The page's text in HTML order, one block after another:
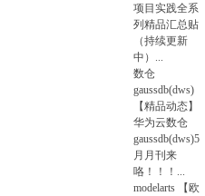
项目实践全系
列精品汇总贴
（持续更新
中） ...
数仓
gaussdb(dws)
【精品动态】
华为云数仓
gaussdb(dws)5
月月刊来
咯！！！ ...
modelarts
【欧